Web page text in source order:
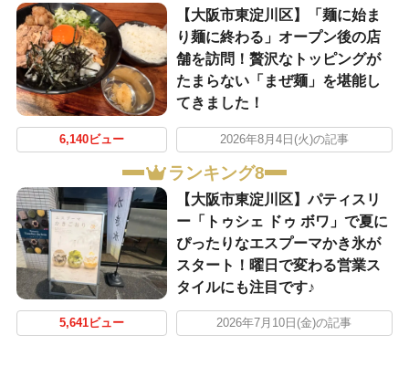
【大阪市東淀川区】「麺に始ま
り麺に終わる」オープン後の店
舗を訪問！贅沢なトッピングが
たまらない「まぜ麺」を堪能し
てきました！
6,140ビュー 2026年8月4日(火)の記事
ランキング8
【大阪市東淀川区】パティスリ
ー「トゥシェ ドゥ ボワ」で夏に
ぴったりなエスプーマかき氷が
スタート！曜日で変わる営業ス
タイルにも注目です♪
5,641ビュー 2026年7月10日(金)の記事